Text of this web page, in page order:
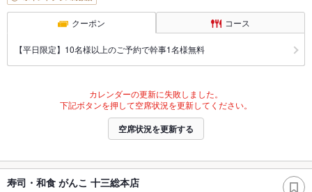
クーポン コース
【平日限定】10名様以上のご予約で幹事1名様無料
カレンダーの更新に失敗しました。
下記ボタンを押して空席状況を更新してください。
空席状況を更新する
寿司・和食 がんこ 十三総本店